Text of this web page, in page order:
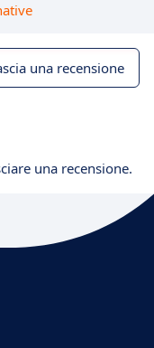
una recensione
una recensione.